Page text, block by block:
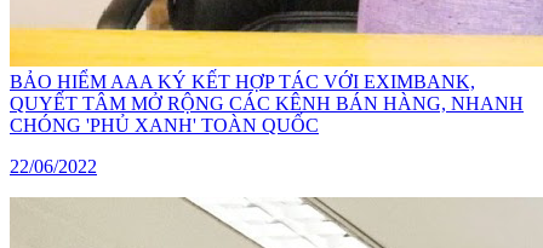
BẢO HIỂM AAA KÝ KẾT HỢP TÁC VỚI EXIMBANK,
QUYẾT TÂM MỞ RỘNG CÁC KÊNH BÁN HÀNG, NHANH
CHÓNG 'PHỦ XANH' TOÀN QUỐC
22/06/2022